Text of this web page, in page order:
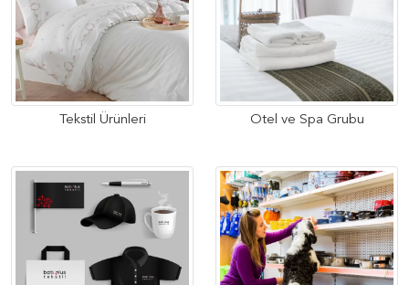
Tekstil Ürünleri Otel ve Spa Grubu